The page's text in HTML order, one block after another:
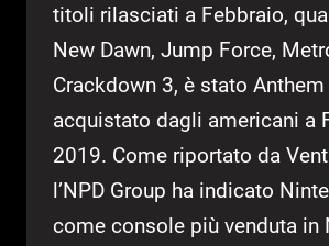
titoli rilasciati a Febbraio,
New Dawn, Jump Force,
Crackdown 3, è stato
acquistato dagli americani a
2019. Come riportato da
l’NPD Group ha indicato
come console più venduta in